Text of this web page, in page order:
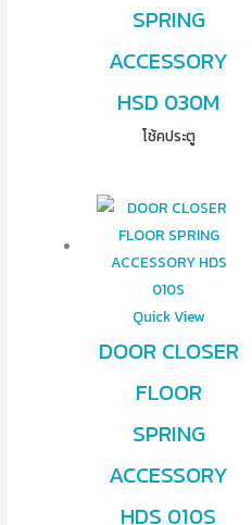
SPRING
ACCESSORY
HSD 030M
โช้คประตู
Quick View
DOOR CLOSER
FLOOR
SPRING
ACCESSORY
HDS 010S